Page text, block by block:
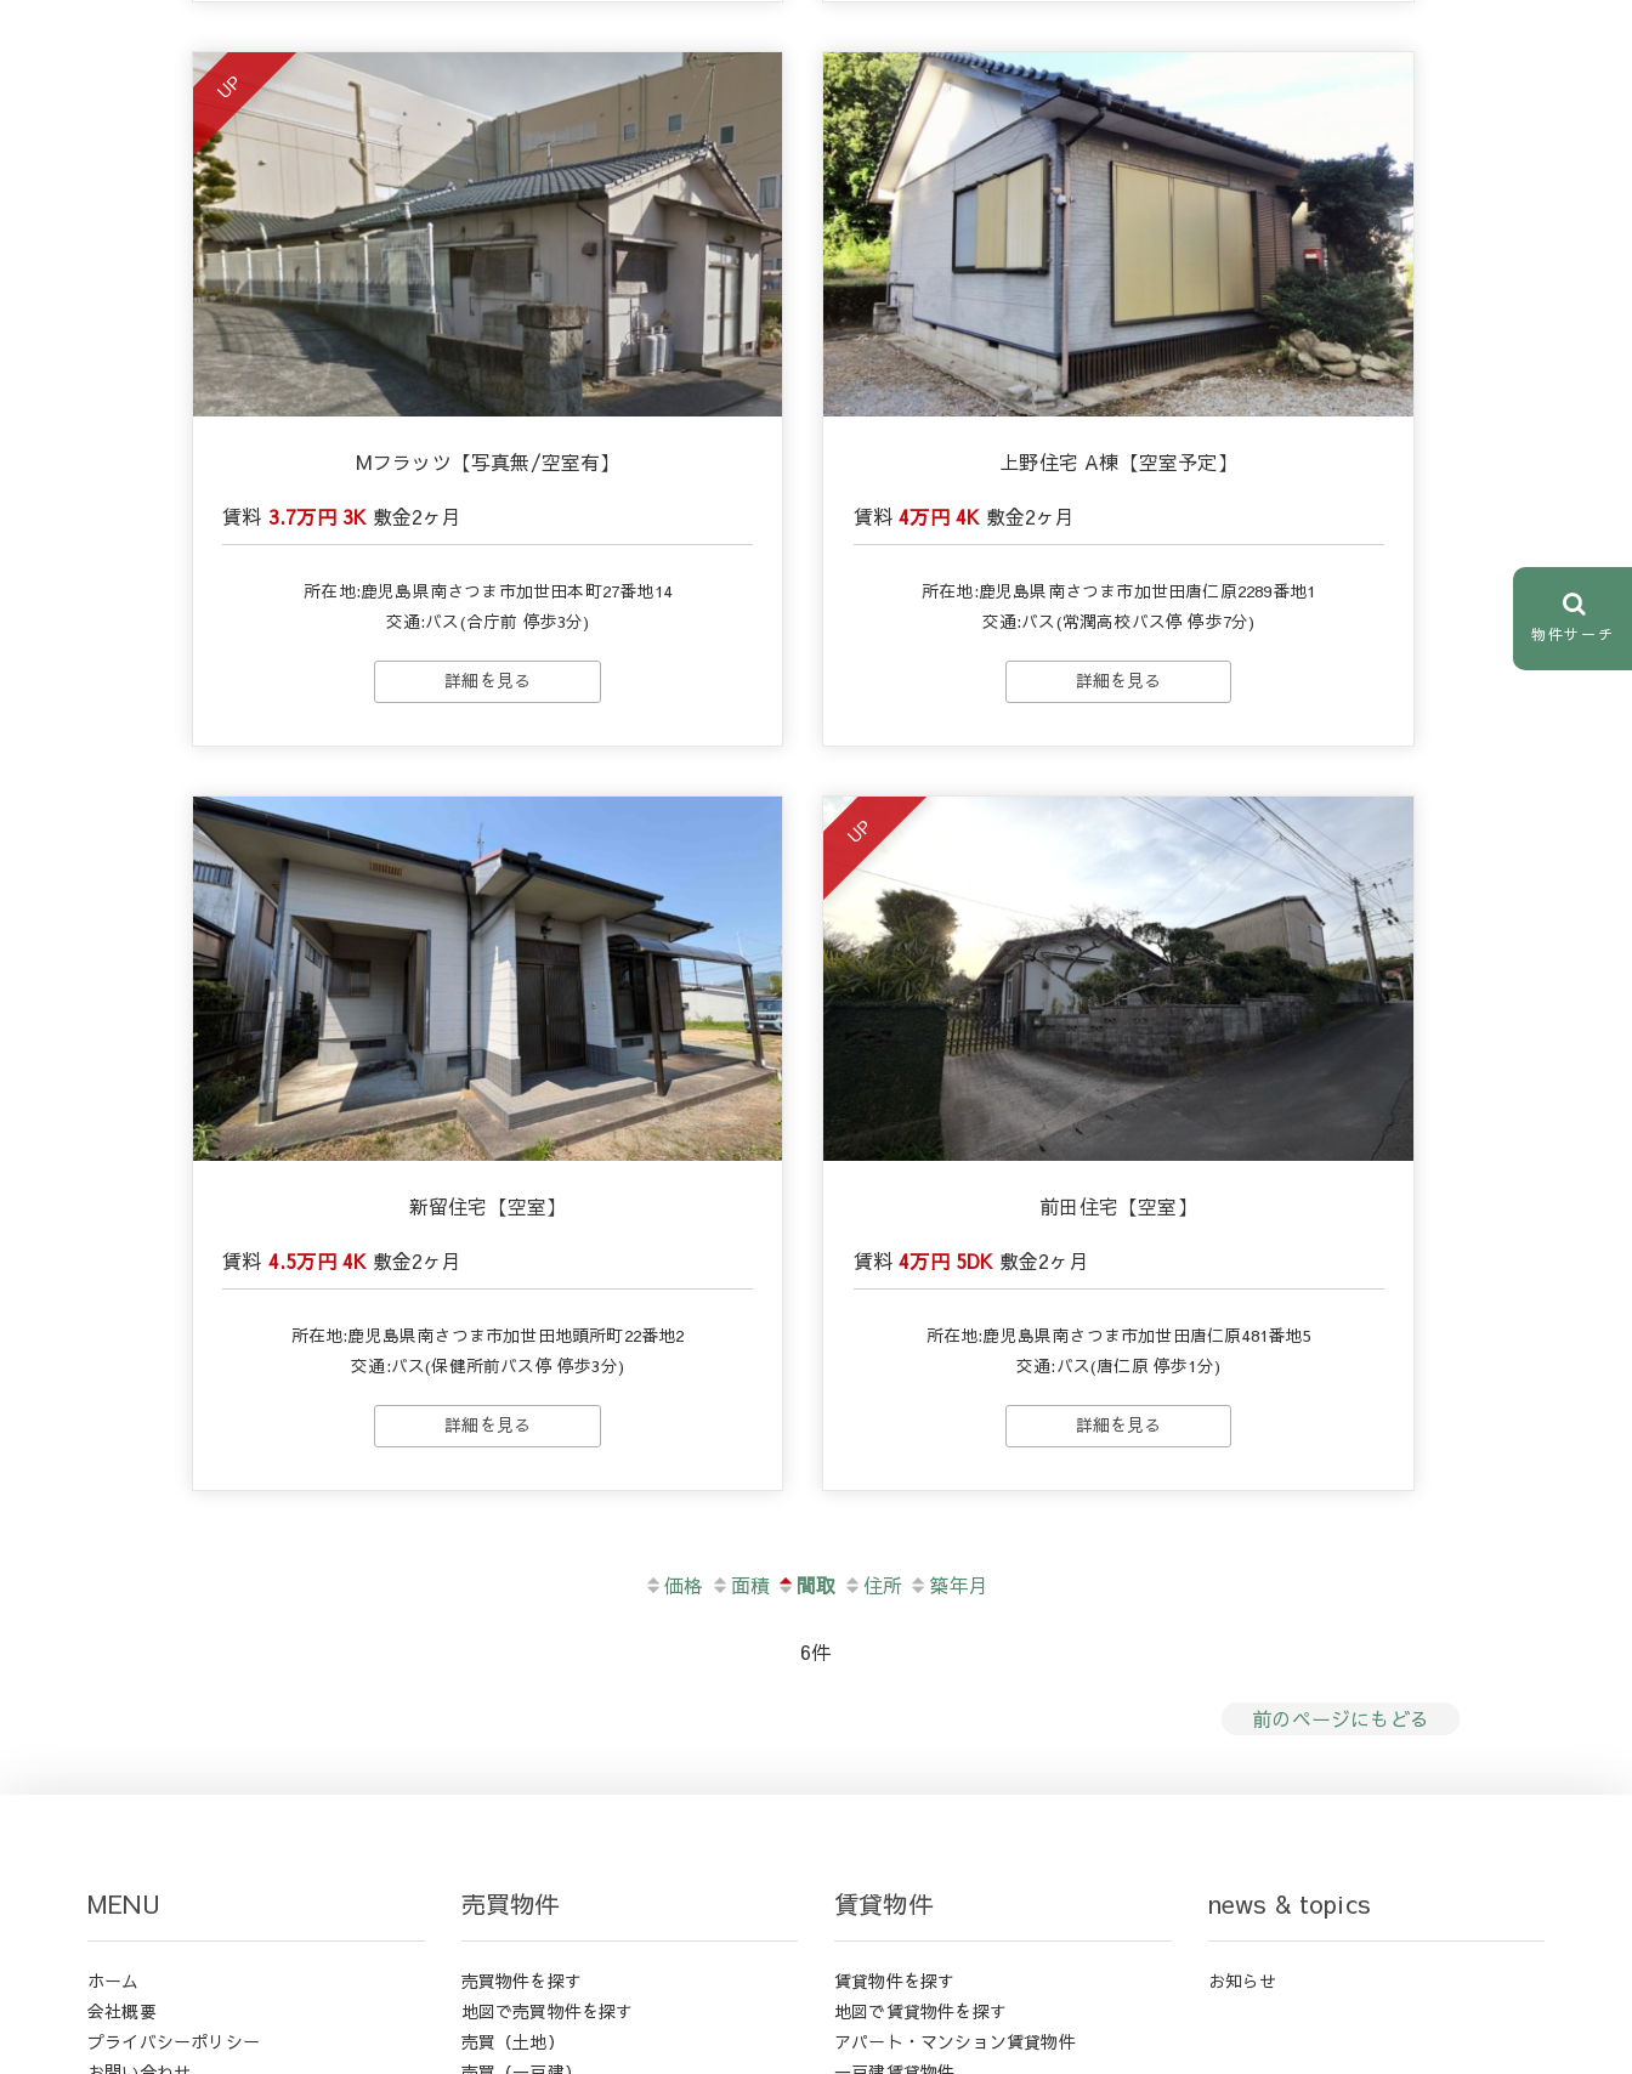
UP
Mフラッツ【写真無/空室有】
賃料 3.7万円 3K 敷金2ヶ月
所在地:鹿児島県南さつま市加世田本町27番地14
交通:バス(合庁前 停歩3分)
詳細を見る
上野住宅 A棟【空室予定】
賃料4万円 4K 敷金2ヶ月
所在地:鹿児島県南さつま市加世田唐仁原2289番地1
交通:バス(常潤高校バス停 停歩7分)
詳細を見る
新留住宅【空室】
賃料 4.5万円 4K 敷金2ヶ月
所在地:鹿児島県南さつま市加世田地頭所町22番地2
交通:バス(保健所前バス停 停歩3分)
詳細を見る
UP
前田住宅【空室】
賃料4万円 5DK 敷金2ヶ月
所在地:鹿児島県南さつま市加世田唐仁原481番地5
交通:バス(唐仁原 停歩1分)
詳細を見る
価格 面積 間取 住所 築年月
6件
前のページにもどる
物件サーチ
MENU
ホーム
会社概要
プライバシーポリシー
売買物件
売買物件を探す
地図で売買物件を探す
売買（土地）
賃貸物件
賃貸物件を探す
地図で賃貸物件を探す
アパート・マンション賃貸物件
news & topics
お知らせ